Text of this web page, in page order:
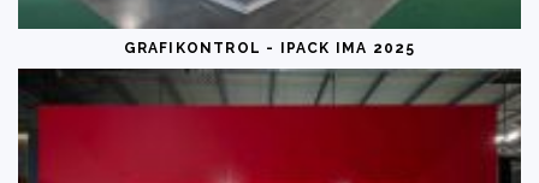
GRAFIKONTROL - IPACK IMA 2025